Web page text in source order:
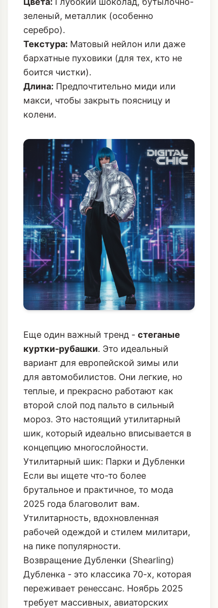
зеленый, металлик (особенно
серебро).
Текстура: Матовый нейлон или даже
бархатные пуховики (для тех, кто не
боится чистки).
Длина: Предпочтительно миди или
макси, чтобы закрыть поясницу и
колени.
Еще один важный тренд - стеганые
куртки-рубашки. Это идеальный
вариант для европейской зимы или
для автомобилистов. Они легкие, но
теплые, и прекрасно работают как
второй слой под пальто в сильный
мороз. Это настоящий утилитарный
шик, который идеально вписывается в
концепцию многослойности.
Утилитарный шик: Парки и Дубленки
Если вы ищете что-то более
брутальное и практичное, то мода
2025 года благоволит вам.
Утилитарность, вдохновленная
рабочей одеждой и стилем милитари,
на пике популярности.
Возвращение Дубленки (Shearling)
Дубленка - это классика 70-х, которая
переживает ренессанс. Ноябрь 2025
требует массивных, авиаторских